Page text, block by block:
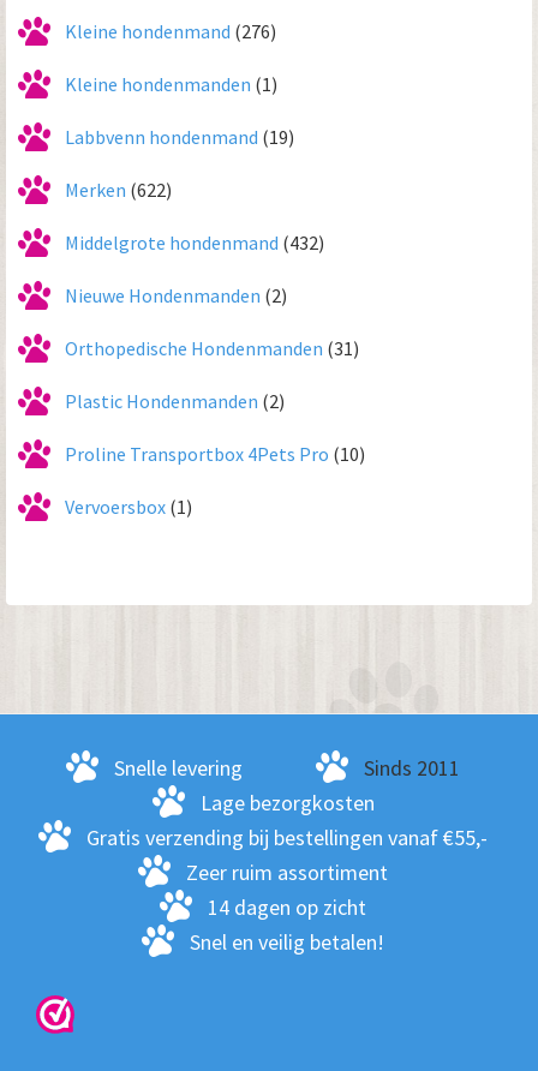
Kleine hondenmand (276)
Kleine hondenmanden (1)
Labbvenn hondenmand (19)
Merken (622)
Middelgrote hondenmand (432)
Nieuwe Hondenmanden (2)
Orthopedische Hondenmanden (31)
Plastic Hondenmanden (2)
Proline Transportbox 4Pets Pro (10)
Vervoersbox (1)
Snelle levering
Sinds 2011
Lage bezorgkosten
Gratis verzending bij bestellingen vanaf €55,-
Zeer ruim assortiment
14 dagen op zicht
Snel en veilig betalen!